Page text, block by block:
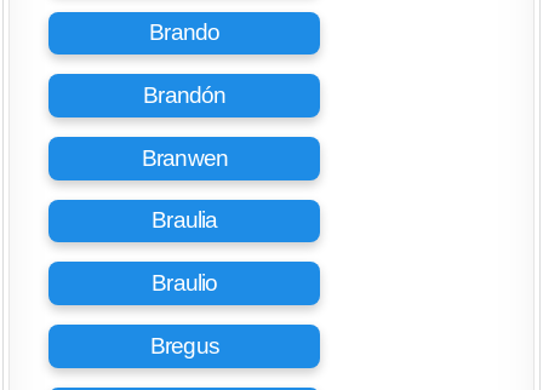
Brando
Brandón
Branwen
Braulia
Braulio
Bregus